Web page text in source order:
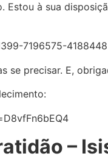
Estou à sua
se precisar. E,
–